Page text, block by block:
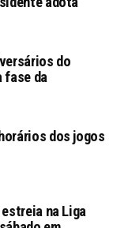
do
fase da
dos jogos
na Liga